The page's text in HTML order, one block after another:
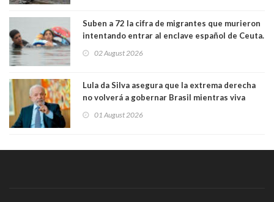
Suben a 72 la cifra de migrantes que murieron
intentando entrar al enclave español de Ceuta.
02 August 2026
Lula da Silva asegura que la extrema derecha
no volverá a gobernar Brasil mientras viva
01 August 2026